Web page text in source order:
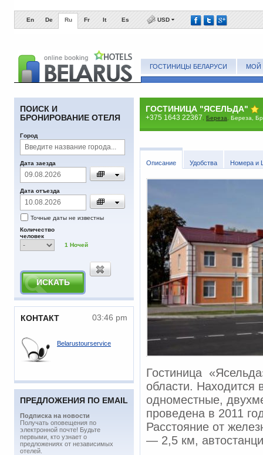
En De Ru Fr It Es USD
ГОСТИНИЦЫ БЕЛАРУСИ МОЙ
ПОИСК И
БРОНИРОВАНИЕ ОТЕЛЯ
Город
Дата заезда
Дата отъезда
Точные даты не известны
Количество
человек
1 Ночей
КОНТАКТ 03:46 pm
Belarustourservice
ПРЕДЛОЖЕНИЯ ПО EMAIL
Подписка на новости
​Получать оповещения по
электронной почте! Будьте
первыми, кто узнает о
предложениях от независимых
отелей.
ГОСТИНИЦА "ЯСЕЛЬДА"
+375 1643 22367 Береза Береза,
Описание Удобства Номера и
Гостиница
области. Находится
одноместные,
проведена в 2011
Расстояние от
— 2,5 км,